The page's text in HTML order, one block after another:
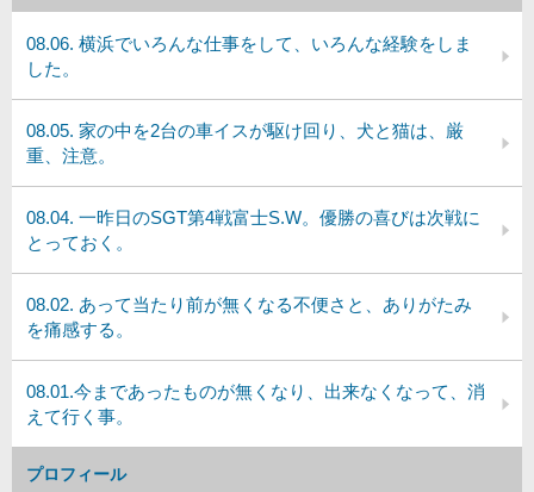
08.06. 横浜でいろんな仕事をして、いろんな経験をしま
した。
08.05. 家の中を2台の車イスが駆け回り、犬と猫は、厳
重、注意。
08.04. 一昨日のSGT第4戦富士S.W。優勝の喜びは次戦に
とっておく。
08.02. あって当たり前が無くなる不便さと、ありがたみ
を痛感する。
08.01.今まであったものが無くなり、出来なくなって、消
えて行く事。
プロフィール